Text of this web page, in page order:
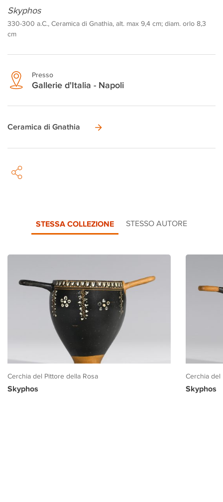
Skyphos
330-300 a.C., Ceramica di Gnathia, alt. max 9,4 cm; diam. orlo 8,3
cm
Presso
Gallerie d'Italia - Napoli
Ceramica di Gnathia
STESSA COLLEZIONE STESSO AUTORE
Cerchia del Pittore della Rosa
Skyphos
Cerchia del
Skyphos